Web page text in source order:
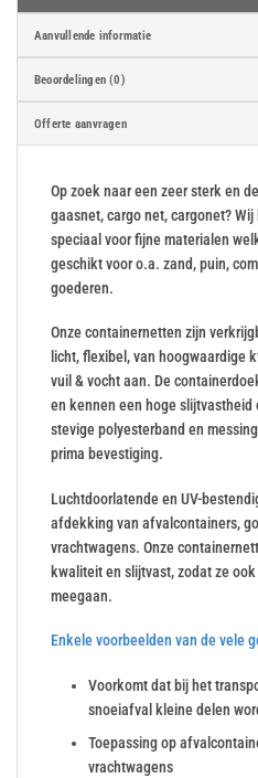
Aanvullende informatie
Beoordelingen (0)
Offerte aanvragen
Op zoek naar een zeer sterk en
gaasnet, cargo net, cargonet?
speciaal voor fijne materialen
geschikt voor o.a. zand, puin,
goederen.
Onze containernetten zijn
licht, flexibel, van hoogwaardige
vuil & vocht aan. De
en kennen een hoge
stevige polyesterband en
prima bevestiging.
Luchtdoorlatende en UV-
afdekking van afvalcontainers,
vrachtwagens. Onze
kwaliteit en slijtvast, zodat ze
meegaan.
Enkele voorbeelden van de vele
Voorkomt dat bij het
snoeiafval kleine delen
Toepassing op
vrachtwagens